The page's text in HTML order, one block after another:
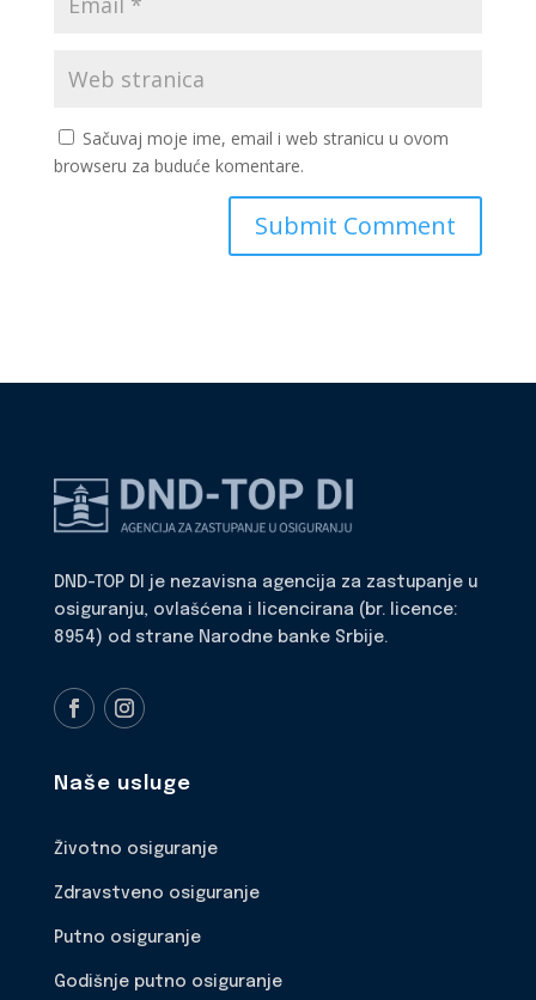
Sačuvaj moje ime, email i web stranicu u ovom
browseru za buduće komentare.
DND-TOP DI je nezavisna agencija za zastupanje u
osiguranju, ovlašćena i licencirana (br. licence:
8954) od strane Narodne banke Srbije.
Naše usluge
Životno osiguranje
Zdravstveno osiguranje
Putno osiguranje
Godišnje putno osiguranje